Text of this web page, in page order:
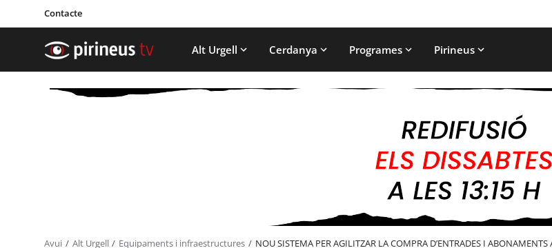
Contacte
Alt Urgell Cerdanya Programes Pirineus
Avui Alt Urgell Equipaments i infraestructures NOU SISTEMA PER AGILITZAR LA COMPRA D’ENTRADES I ABONAMENTS